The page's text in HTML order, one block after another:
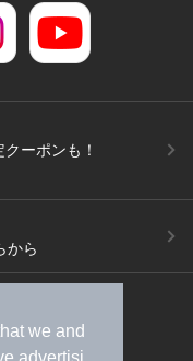
we and
ーポンも！
から
出稿のご案内